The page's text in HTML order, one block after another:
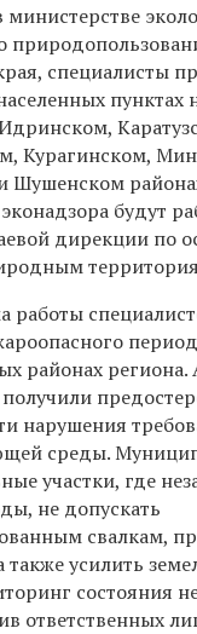
министерстве
специалисты
пунктах
Курагинском,
Шушенском
будут
дирекции по
работы
районах
нарушения
среды.
участки, где
не допускать
свалкам,
также усилить
состояния
ответственных